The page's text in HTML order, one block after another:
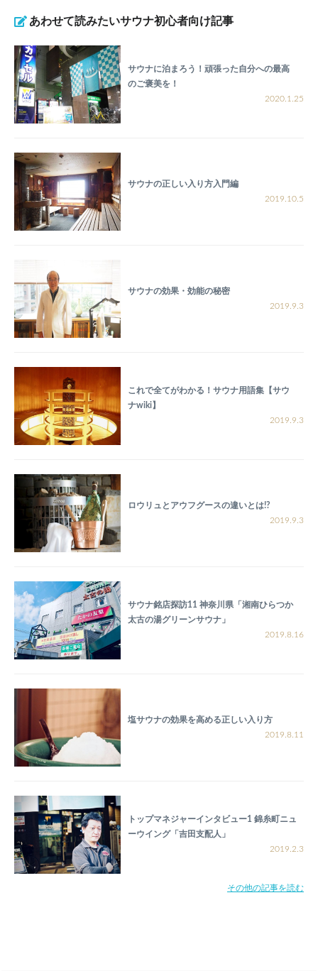
あわせて読みたいサウナ初心者向け記事
サウナに泊まろう！頑張った自分への最高
のご褒美を！
2020.1.25
サウナの正しい入り方入門編
2019.10.5
サウナの効果・効能の秘密
2019.9.3
これで全てがわかる！サウナ用語集【サウ
ナwiki】
2019.9.3
ロウリュとアウフグースの違いとは!?
2019.9.3
サウナ銘店探訪11 神奈川県「湘南ひらつか
太古の湯グリーンサウナ」
2019.8.16
塩サウナの効果を高める正しい入り方
2019.8.11
トップマネジャーインタビュー1 錦糸町ニュ
ーウイング「吉田支配人」
2019.2.3
その他の記事を読む